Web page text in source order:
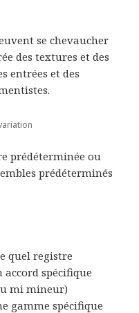
se chevaucher
des textures et des
entrées et des
prédéterminée ou
prédéterminés
quel registre
accord spécifique
mi mineur)
gamme spécifique